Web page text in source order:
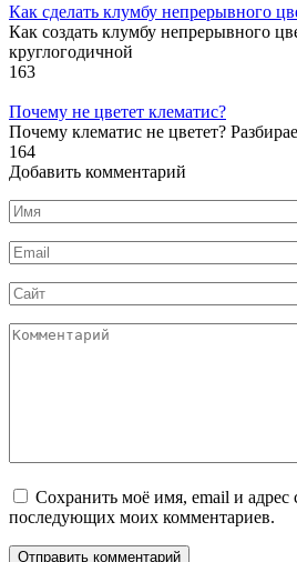
Как сделать клумбу непрерывного
Как создать клумбу непрерывного
круглогодичной
163
Почему не цветет клематис?
Почему клематис не цветет?
164
Добавить комментарий
Имя
*
Email
*
Сайт
Комментарий
Сохранить моё имя, email и адрес
последующих моих комментариев.